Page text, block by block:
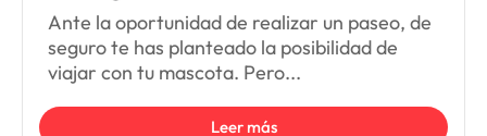
Ante la oportunidad de realizar un paseo, de
seguro te has planteado la posibilidad de
viajar con tu mascota. Pero...
Leer más